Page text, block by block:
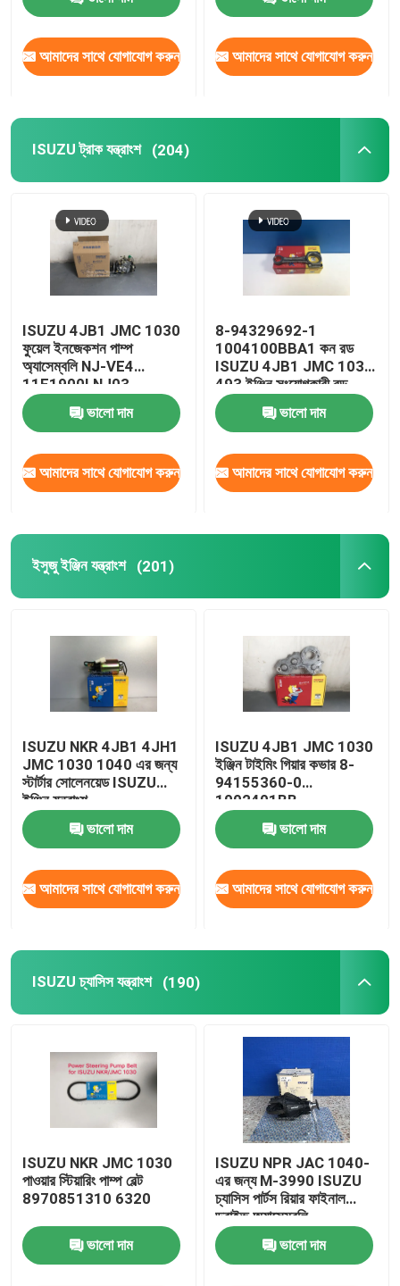
কারখানা ভ্রমণ
উদ্ধৃতির জন্য আবেদন
ট্রাক অটো পার্ট
ISUZU ট্রাক যন্ত্রাংশ
ইসুজু ইঞ্জিন যন্ত্রাংশ
ISUZU ক্লাচ যন্ত্রাংশ
জেএমসি অটো পার্টস
ইঞ্জিন সিলিন্ডার লাইনার
ছোঁ ডিস্ক
ট্রাক এয়ার ফিল্টার
আমাদের সাথে যোগাযোগ করুন আমাদের সাথে যোগাযোগ করুন
ISUZU ট্রাক যন্ত্রাংশ (204)
ISUZU 4JB1 JMC 1030
ফুয়েল ইনজেকশন পাম্প
অ্যাসেম্বলি NJ-VE4
11F1900LNJ03
ভালো দাম
আমাদের সাথে যোগাযোগ করুন
8-94329692-1
1004100BBA1 কন রড
ISUZU 4JB1 JMC 1030
493 ইঞ্জিন সংযোগকারী রড
ভালো দাম
আমাদের সাথে যোগাযোগ করুন
ইসুজু ইঞ্জিন যন্ত্রাংশ (201)
ISUZU NKR 4JB1 4JH1
JMC 1030 1040 এর জন্য
স্টার্টার সোলেনয়েড ISUZU
ইঞ্জিন যন্ত্রাংশ
ভালো দাম
আমাদের সাথে যোগাযোগ করুন
ISUZU 4JB1 JMC 1030
ইঞ্জিন টাইমিং গিয়ার কভার 8-
94155360-0
1002401BB
ভালো দাম
আমাদের সাথে যোগাযোগ করুন
ISUZU চ্যাসিস যন্ত্রাংশ (190)
ISUZU NKR JMC 1030
পাওয়ার স্টিয়ারিং পাম্প বেল্ট
8970851310 6320
ভালো দাম
ISUZU NPR JAC 1040-
এর জন্য M-3990 ISUZU
চ্যাসিস পার্টস রিয়ার ফাইনাল
ড্রাইভ অ্যাসেম্বলি
ভালো দাম